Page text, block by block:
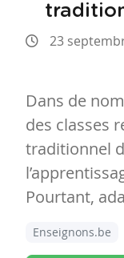
23
Dans de
des classes
traditionnel
Pourtant,
Enseignons.be